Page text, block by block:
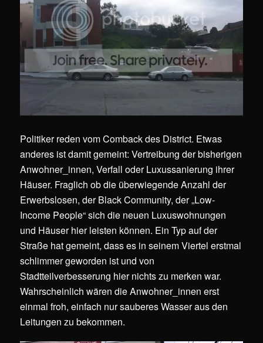
Politiker reden vom Comback des District. Etwas
anderes ist damit gemeint: Vertreibung der bisherigen
Anwohner_innen, Verfall oder Luxussanierung ihrer
Häuser. Fraglich ob die überwiegende Anzahl der
Erwerbslosen, der Black Community, der „Low-
Income People“ sich die neuen Luxuswohnungen
und Häuser hier leisten können. Ein Typ auf der
Straße hat gemeint, dass es in seinem Viertel erstmal
schlimmer geworden ist und von
Stadtteilverbesserung hier nichts zu merken war.
Wahrscheinlich wären die Anwohner_innen erst
einmal froh, einfach nur sauberes Wasser aus den
Leitungen zu bekommen.